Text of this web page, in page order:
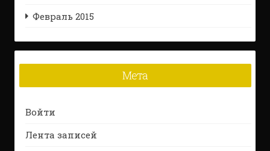
Февраль 2015
Мета
Войти
Лента записей